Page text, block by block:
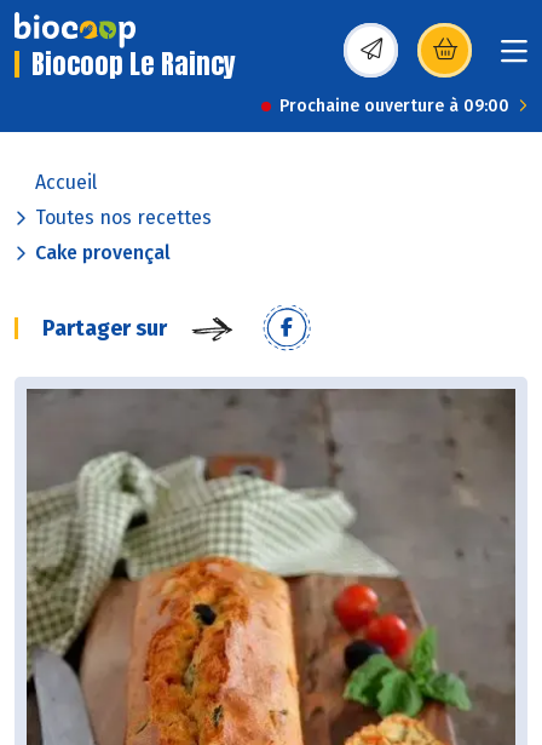
Biocoop Le Raincy (s’ouvre dans une
Prochaine ouverture à 09:00
Accueil
Toutes nos recettes
Cake provençal
Partager sur